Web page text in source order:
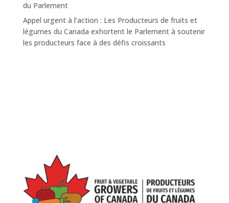
du Parlement
Appel urgent à l’action : Les Producteurs de fruits et
légumes du Canada exhortent le Parlement à soutenir
les producteurs face à des défis croissants